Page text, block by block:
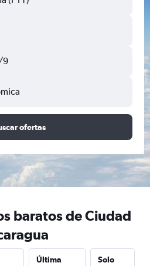
9
ofertas
baratos de Ciudad
Última
Solo